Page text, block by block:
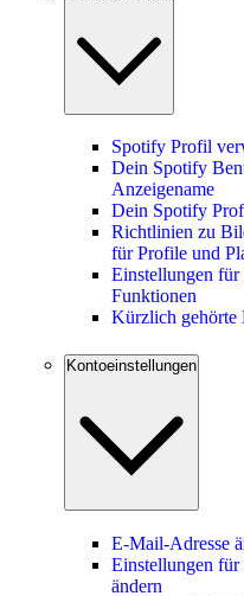
Spotify Profil
Dein Spotify
Anzeigename
Dein Spotify
Richtlinien zu
für Profile und
Einstellungen für
Funktionen
Kürzlich gehörte
Kontoeinstellungen
E-Mail-Adresse
Einstellungen
ändern